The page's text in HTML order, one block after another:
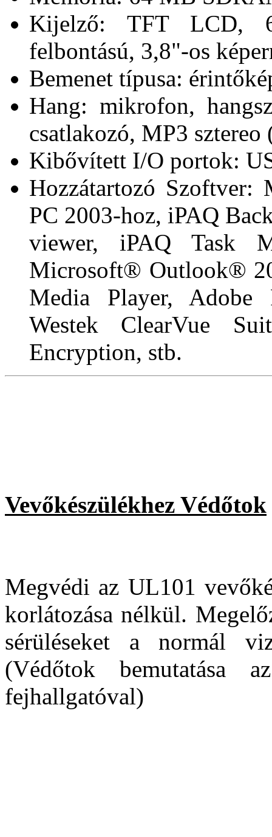
Kijelző: TFT LCD,
felbontású, 3,8"-os
Bemenet típusa:
Hang: mikrofon,
csatlakozó, MP3
Kibővített I/O portok:
Hozzátartozó
PC 2003-hoz, iPAQ
viewer, iPAQ Task
Microsoft® Outlook®
Media Player, Adobe
Westek ClearVue
Encryption, stb.
Vevőkészülékhez Védőtok
Megvédi az UL101
korlátozása nélkül.
sérüléseket a normál
(Védőtok bemutatása
fejhallgatóval)